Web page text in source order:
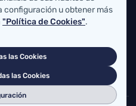
configuración u obtener más
"Política de Cookies".
las Cookies
las Cookies